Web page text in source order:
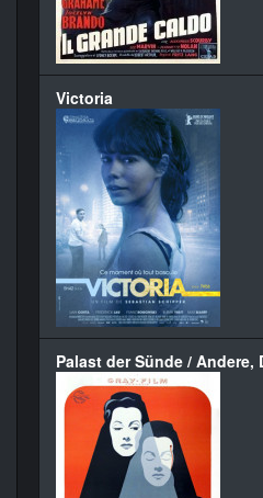
Victoria
Palast der Sünde / Andere,